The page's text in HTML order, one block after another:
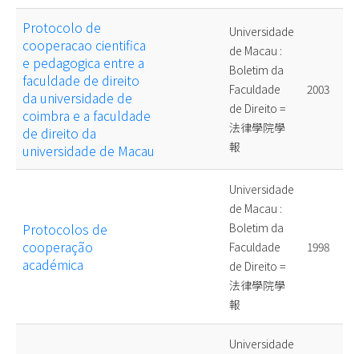
Protocolo de
cooperacao cientifica
e pedagogica entre a
faculdade de direito
da universidade de
coimbra e a faculdade
de direito da
universidade de Macau
Universidade
de Macau :
Boletim da
Faculdade
de Direito =
法律學院學
報
2003
Protocolos de
cooperação
académica
Universidade
de Macau :
Boletim da
Faculdade
de Direito =
法律學院學
報
1998
Universidade